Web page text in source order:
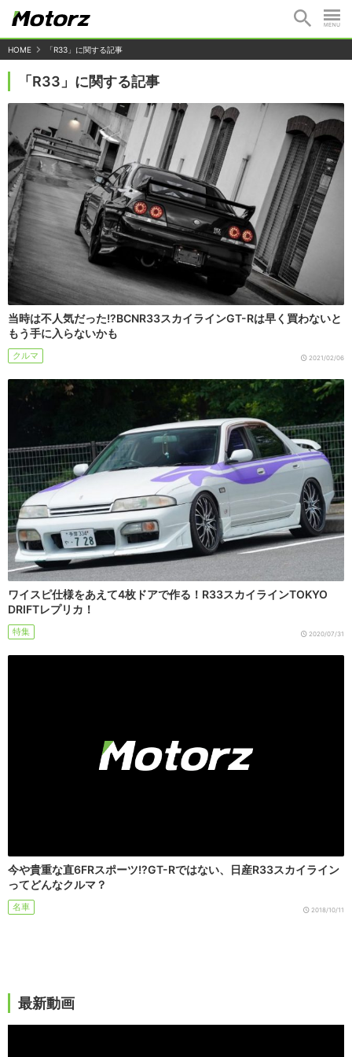
HOME 「R33」に関する記事
「R33」に関する記事
当時は不人気だった!?BCNR33スカイラインGT-Rは早く買わないと
もう手に入らないかも
クルマ 2021/02/06
ワイスピ仕様をあえて4枚ドアで作る！R33スカイラインTOKYO
DRIFTレプリカ！
特集 2020/07/31
今や貴重な直6FRスポーツ!?GT-Rではない、日産R33スカイライン
ってどんなクルマ？
名車 2018/10/11
最新動画